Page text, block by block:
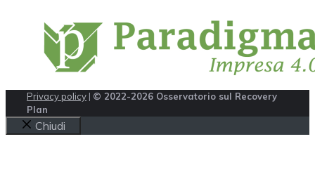
Privacy policy | © 2022-2026 Osservatorio sul Recovery
Plan
Chiudi